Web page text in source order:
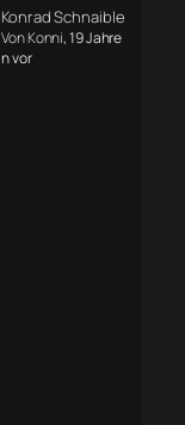
Konrad Schnaible
Von Konni, 19 Jahre
n vor